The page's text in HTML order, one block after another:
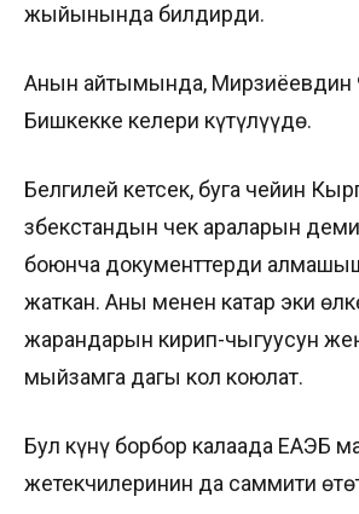
жыйынында билдирди.
Анын айтымында, Мирзиёевдин
Бишкекке келери күтүлүүдө.
Белгилей кетсек, буга чейин
Өзбекстандын чек араларын
боюнча документтерди
жаткан. Аны менен катар эки
жарандарын кирип-чыгуусун
мыйзамга дагы кол коюлат.
Бул күнү борбор калаада ЕАЭБ
жетекчилеринин да саммити